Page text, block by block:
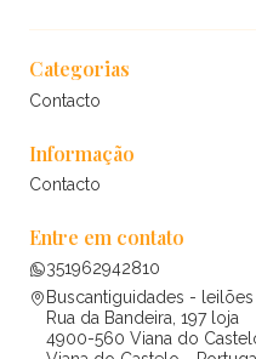
Categorias
Contacto
Informação
Contacto
Entre em contato
351962942810
Buscantiguidades -
Rua da Bandeira, 197 loja
4900-560 Viana do